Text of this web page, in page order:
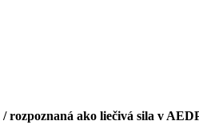
ako liečivá sila v